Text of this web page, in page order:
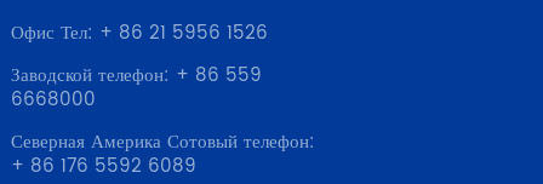
Офис Тел: + 86 21 5956 1526
Заводской телефон: + 86 559
6668000
Северная Америка Сотовый телефон:
+ 86 176 5592 6089